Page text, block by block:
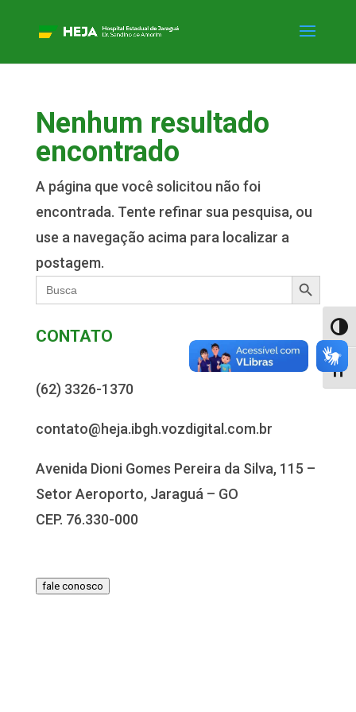
Nenhum resultado
encontrado
A página que você solicitou não foi
encontrada. Tente refinar sua pesquisa, ou
use a navegação acima para localizar a
postagem.
Search
for:
Search Button
CONTATO
(62) 3326-1370
contato@heja.ibgh.vozdigital.com.br
Avenida Dioni Gomes Pereira da Silva, 115 –
Setor Aeroporto, Jaraguá – GO
CEP. 76.330-000
fale conosco